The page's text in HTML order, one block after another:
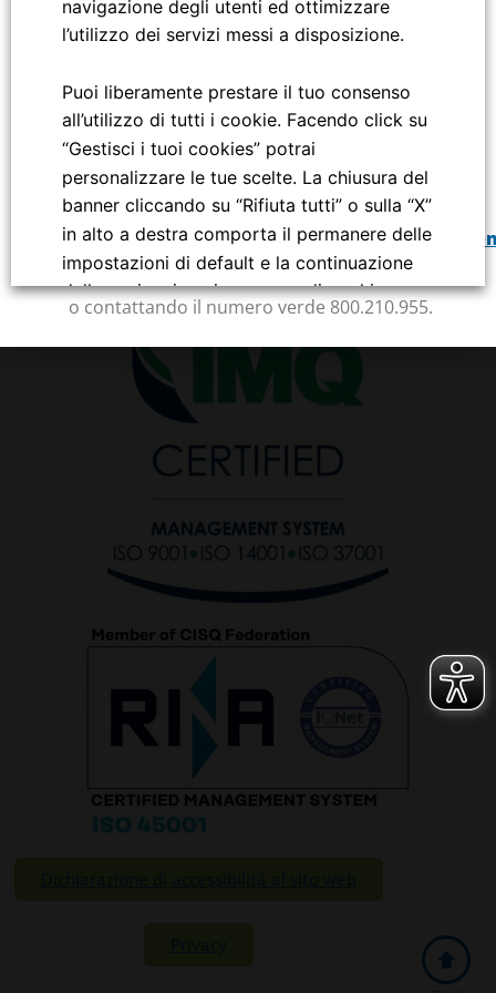
Iscrizione Reg. Imp. della C.C.I.AA
di Milano/Monza/Lodi
C.F.e P.IVA 06757900151 – REA 1118019
Società soggetta a direzione e di coordinamento di
navigazione degli utenti ed ottimizzare
l’utilizzo dei servizi messi a disposizione.
Puoi liberamente prestare il tuo consenso
all’utilizzo di tutti i cookie. Facendo click su
“Gestisci i tuoi cookies” potrai
personalizzare le tue scelte. La chiusura del
banner cliccando su “Rifiuta tutti” o sulla “X”
in alto a destra comporta il permanere delle
impostazioni di default e la continuazione
della navigazione in assenza di cookie o
altri strumenti di tracciamento diversi da
quelli tecnici.
Per maggiori informazioni consulta la nostra
RIFIUTA TUTTI
ACCETTA
o contattando il numero verde 800.210.95
Bovisa da piazza Alfieri è presente sulle scale del lato est
una rampa provvisoria . Per salita e discesa è
disponibile, dal lunedì al venerdì negli orari 07.00- 20.00,
un servizio di accompagnamento per le persone a
mobilità ridotta prenotabile dalla pagina:
https://www.trenord.it/assistenza/supporto/
viaggiatori-con-disabilita/
o contattando il numero verde 800.210.955.